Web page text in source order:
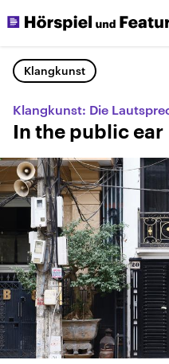
Klangkunst
Klangkunst: Die
In the public ear